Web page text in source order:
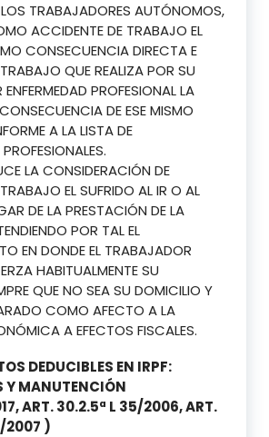
TRABAJADORES AUTÓNOMOS,
ACCIDENTE DE TRABAJO EL
CONSECUENCIA DIRECTA E
QUE REALIZA POR SU
PROFESIONAL LA
DE ESE MISMO
A LA LISTA DE
LA CONSIDERACIÓN DE
EL SUFRIDO AL IR O AL
DE LA PRESTACIÓN DE LA
POR TAL EL
EN DONDE EL TRABAJADOR
HABITUALMENTE SU
QUE NO SEA SU DOMICILIO Y
COMO AFECTO A LA
A EFECTOS FISCALES.
DEDUCIBLES EN IRPF:
Y MANUTENCIÓN
ART. 30.2.5ª L 35/2006, ART.
2007 )